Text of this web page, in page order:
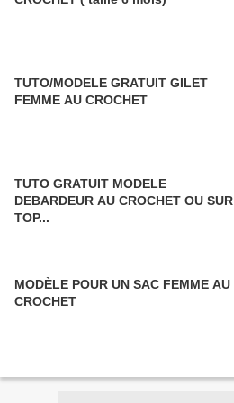
TUTO/MODELE GRATUIT GILET
FEMME AU CROCHET
TUTO GRATUIT MODELE
DEBARDEUR AU CROCHET OU SUR
TOP...
MODÈLE POUR UN SAC FEMME AU
CROCHET